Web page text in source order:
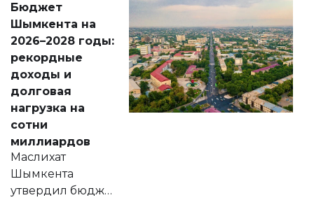
народу
Венесуэлы.
Бюджет
Шымкента на
2026–2028 годы:
рекордные
доходы и
долговая
нагрузка на
сотни
миллиардов
Маслихат
Шымкента
утвердил бюджет